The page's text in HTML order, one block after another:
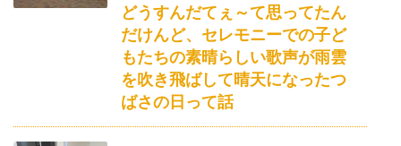
どうすんだてぇ～て思ってたん
だけんど、セレモニーでの子ど
もたちの素晴らしい歌声が雨雲
を吹き飛ばして晴天になったつ
ばさの日って話